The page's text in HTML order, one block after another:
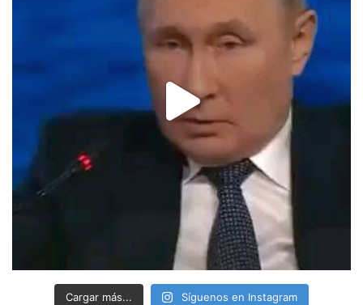
Cargar más... Síguenos en Instagram